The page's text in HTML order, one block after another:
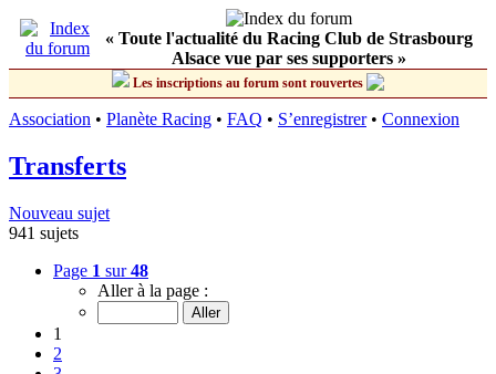
« Toute l'actualité du Racing Club de Strasbourg
Alsace vue par ses supporters »
Les inscriptions au forum sont rouvertes
Association • Planète Racing • FAQ • S’enregistrer• Connexion
Transferts
Nouveau sujet
941 sujets
Page 1 sur48
Aller à la page :
1
2